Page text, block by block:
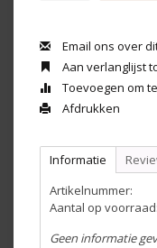
Email ons over
Aan verlanglijst
Toevoegen om
Afdrukken
Informatie
Artikelnummer:
Aantal op voorraad:
Geen informatie